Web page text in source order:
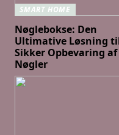
SMART HOME
Nøglebokse: Den
Ultimative Løsning
Sikker Opbevaring af
Nøgler